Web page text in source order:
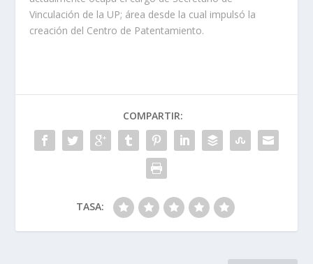
Vinculación de la UP; área desde la cual impulsó la
creación del Centro de Patentamiento.
COMPARTIR:
TASA: